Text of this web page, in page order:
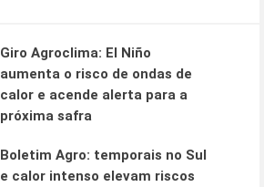
Giro Agroclima: El Niño
aumenta o risco de ondas de
calor e acende alerta para a
próxima safra
Boletim Agro: temporais no Sul
e calor intenso elevam riscos